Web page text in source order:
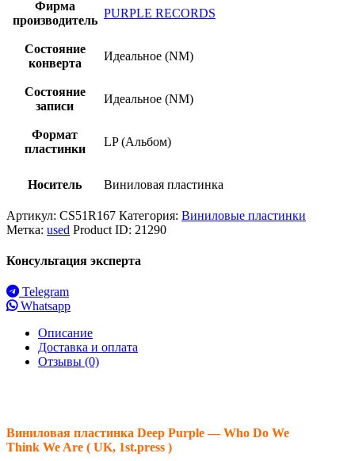
Фирма
производитель
PURPLE RECORDS
Состояние
конверта
Идеальное (NM)
Состояние
записи
Идеальное (NM)
Формат
пластинки
LP (Альбом)
Носитель Виниловая пластинка
Артикул: CS51R167 Категория: Виниловые пластинки
Метка: used Product ID: 21290
Консультация эксперта
Telegram
Whatsapp
Описание
Доставка и оплата
Отзывы (0)
Виниловая пластинка Deep Purple — Who Do We
Think We Are ( UK, 1st.press )